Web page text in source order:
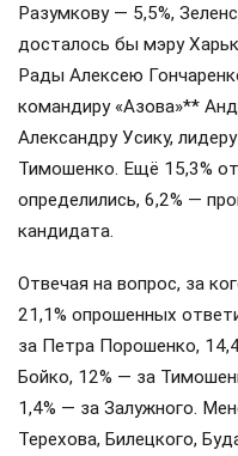
Разумкову — 5,5%,
досталось бы мэру
Рады Алексею
командиру «Азова»**
Александру Усику,
Тимошенко. Ещё 15,3%
определились, 6,2% —
кандидата.
Отвечая на вопрос, за
21,1% опрошенных
за Петра Порошенко,
Бойко, 12% — за
1,4% — за Залужного.
Терехова, Билецкого,